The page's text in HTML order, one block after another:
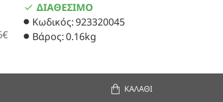
ΔΙΑΘΈΣΙΜΟ
Κωδικός:923320045
Βάρος:0.16kg
ΚΑΛΆΘΙ